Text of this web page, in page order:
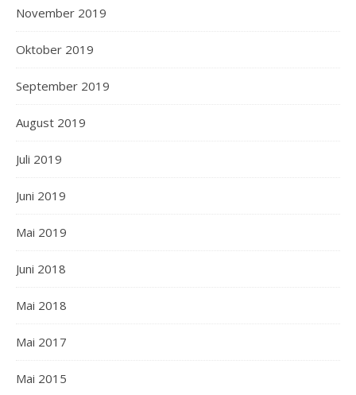
November 2019
Oktober 2019
September 2019
August 2019
Juli 2019
Juni 2019
Mai 2019
Juni 2018
Mai 2018
Mai 2017
Mai 2015